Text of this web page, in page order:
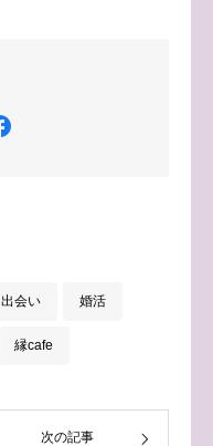
出会い 婚活
縁cafe
次の記事